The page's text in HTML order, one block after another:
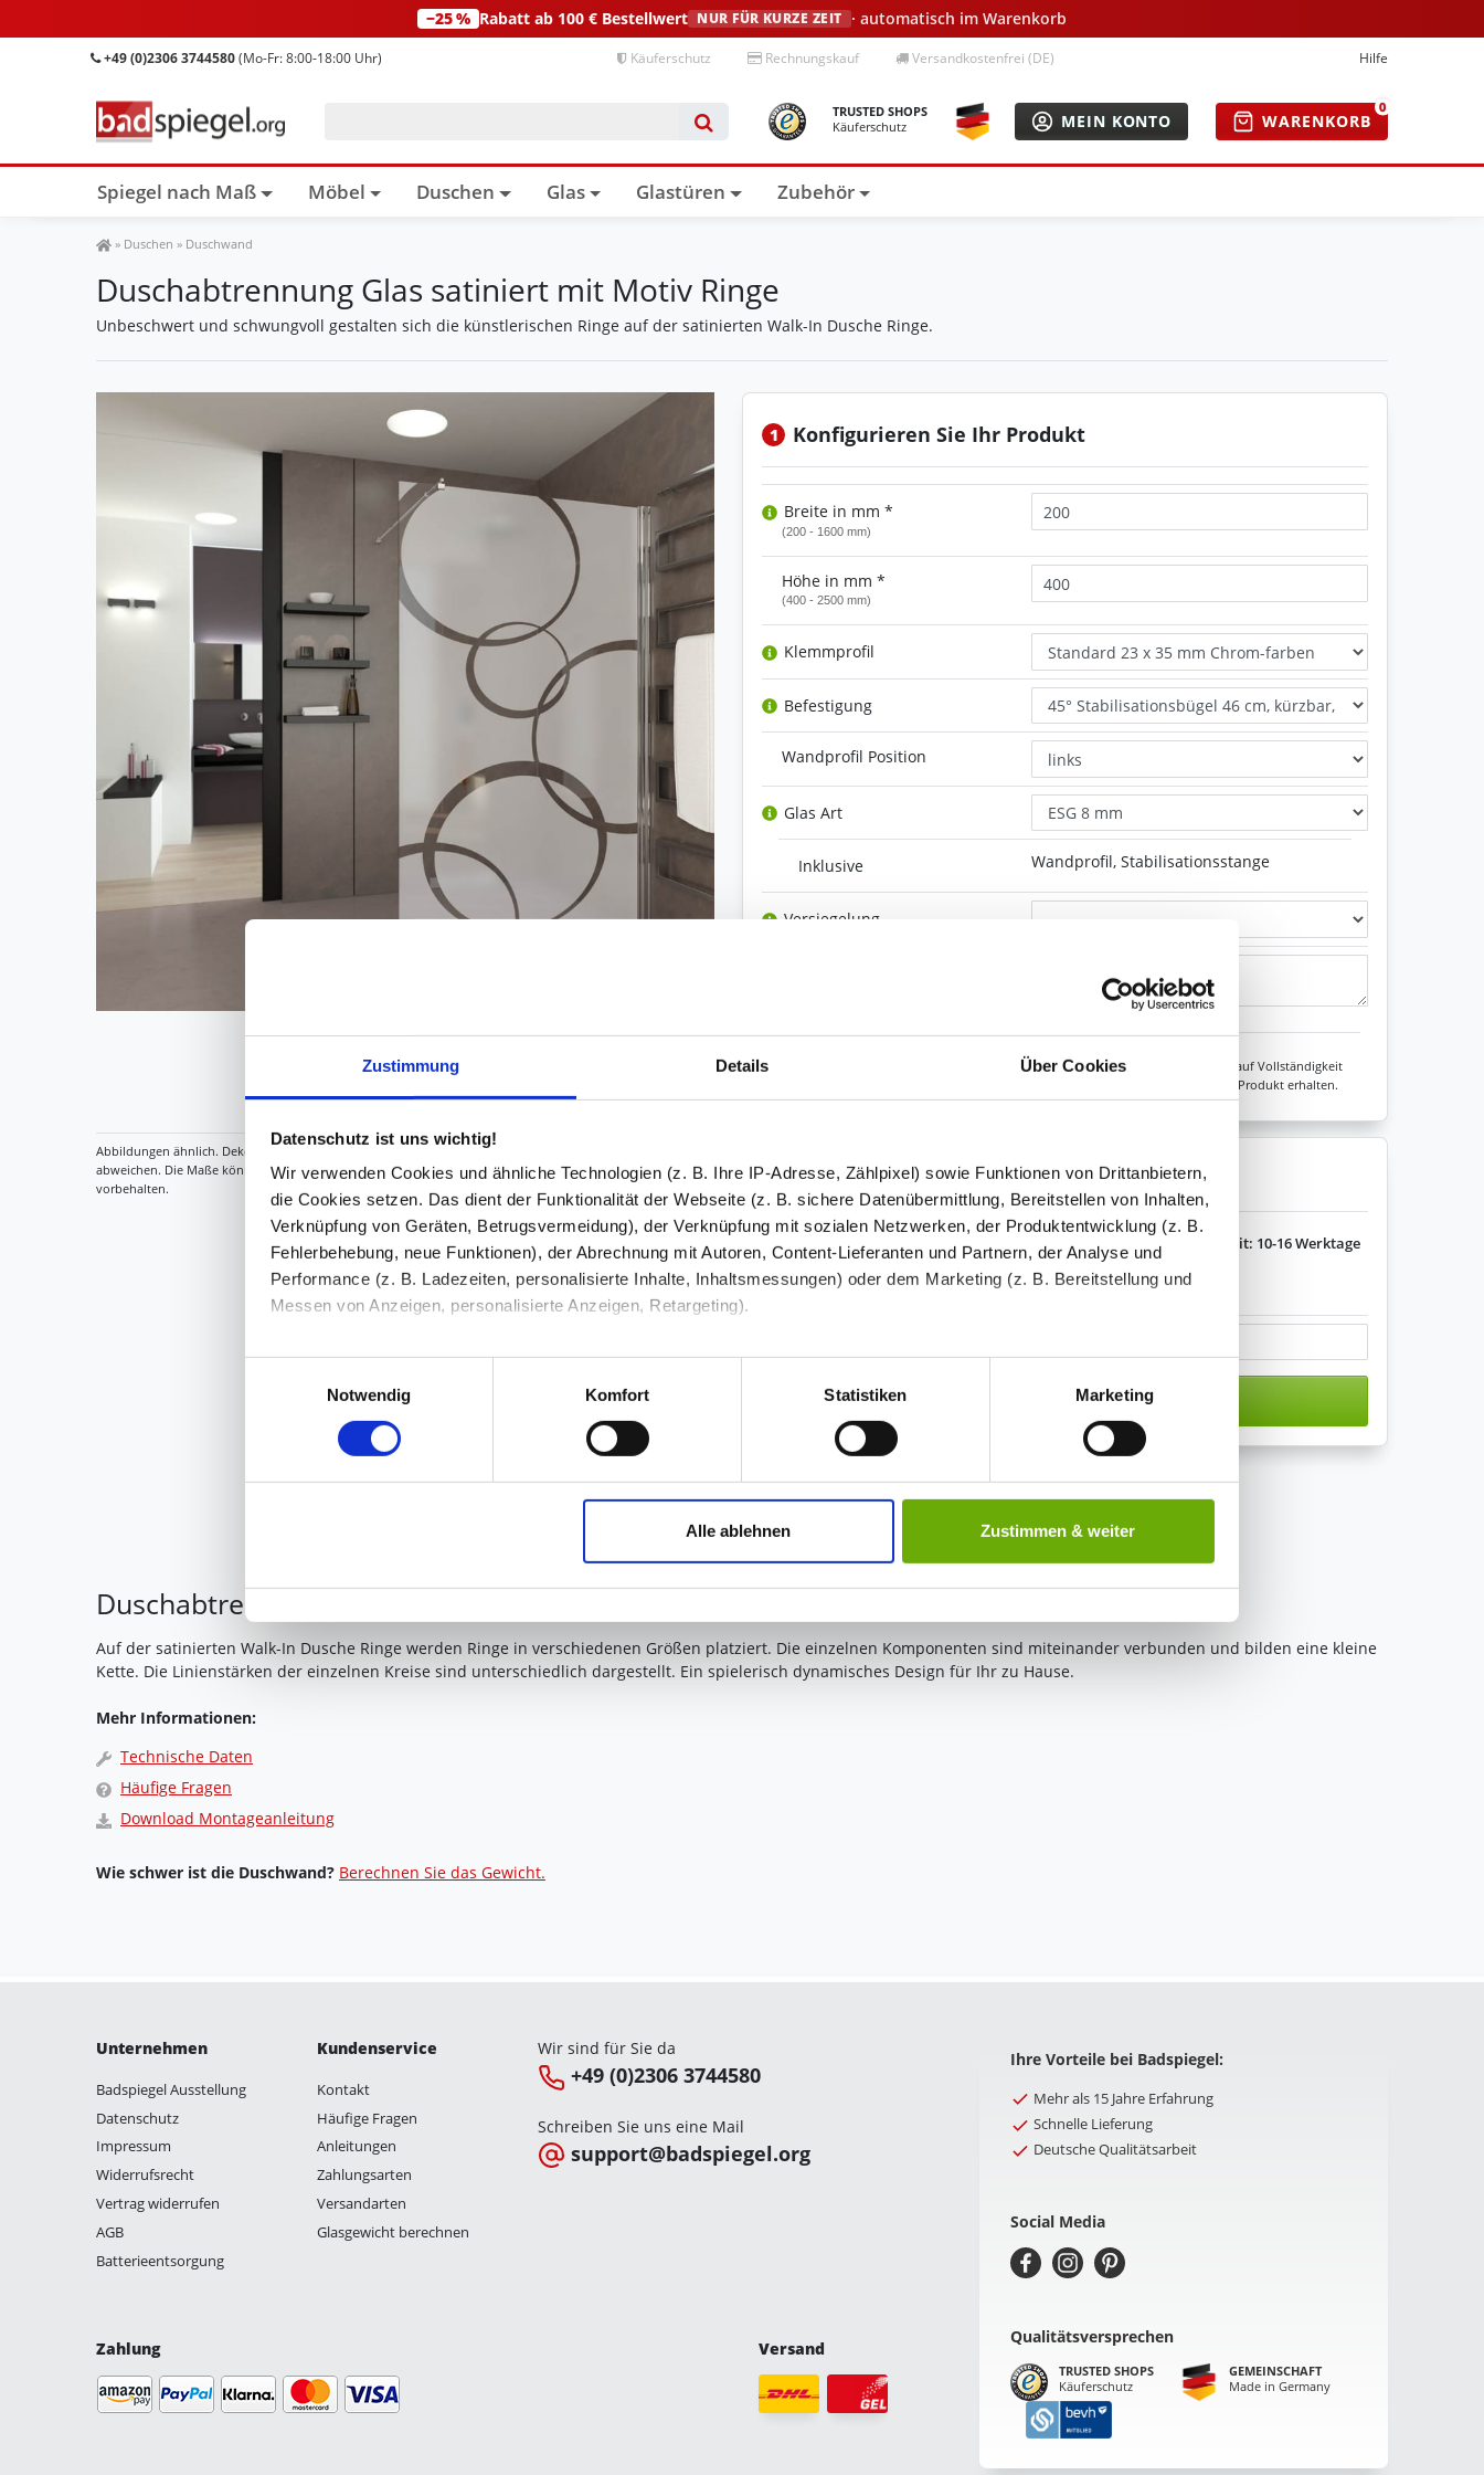
Zustimmung Details Über Cookies
Datenschutz ist uns wichtig!
Wir verwenden Cookies und ähnliche Technologien (z. B. Ihre IP-Adresse, Zählpixel) sowie Funktionen von Drittanbietern,
die Cookies setzen. Das dient der Funktionalität der Webseite (z. B. sichere Datenübermittlung, Bereitstellen von Inhalten,
Verknüpfung von Geräten, Betrugsvermeidung), der Verknüpfung mit sozialen Netzwerken, der Produktentwicklung (z. B.
Fehlerbehebung, neue Funktionen), der Abrechnung mit Autoren, Content-Lieferanten und Partnern, der Analyse und
Performance (z. B. Ladezeiten, personalisierte Inhalte, Inhaltsmessungen) oder dem Marketing (z. B. Bereitstellung und
Messen von Anzeigen, personalisierte Anzeigen, Retargeting).
Die Einzelheiten können Sie unter Datenschutz nachlesen. Über den Link "Cookies" am Seitenende können Sie mehr über
die eingesetzten Technologien und Partner erfahren und die von Ihnen gewünschten Einstellungen vornehmen.
Indem Sie auf den Button "Zustimmen" klicken, willigen Sie in die Verarbeitung Ihrer personenbezogenen Daten zu den
Impressum|Datenschutz
Notwendig
Komfort Statistiken Marketing
Alle ablehnen Zustimmen & weiter
−25 % Rabatt ab 100 € Bestellwert NUR FÜR KURZE ZEIT · automatisch im Warenkorb
+49 (0)2306 3744580(Mo-Fr: 8:00-18:00 Uhr) Käuferschutz Rechnungskauf Versandkostenfrei (DE) Hilfe
TRUSTED SHOPS
Käuferschutz
MEIN KONTO WARENKORB
0
Spiegel nach Maß Möbel Duschen Glas Glastüren Zubehör
Spiegel Shop
» Duschen » Duschwand
Duschabtrennung Glas satiniert mit Motiv Ringe
Unbeschwert und schwungvoll gestalten sich die künstlerischen Ringe auf der satinierten Walk-In Dusche Ringe.
1 Konfigurieren Sie Ihr Produkt
Breite in mm *
(200 - 1600 mm)
Höhe in mm *
(400 - 2500 mm)
Klemmprofil
Befestigung
Wandprofil Position
Glas Art
Inklusive Wandprofil, Stabilisationsstange
Versiegelung
Zeichen übrig: 235 (von max. 235)
Unsere Experten prüfen jede Konfiguration auf Vollständigkeit
und Kompatibilität. So können Sie sich sicher sein, dass Sie immer ein fehlerfreies Produkt erhalten.
2 Produkt in den Warenkorb legen
230,53 €
Preis inkl. MwSt zzgl. Versandkosten
Lieferzeit: 10-16 Werktage
In den Warenkorb
Duschabtrennung Glas satiniert mit Motiv Ringe
Auf der satinierten Walk-In Dusche Ringe werden Ringe in verschiedenen Größen platziert. Die einzelnen Komponenten sind miteinander verbunden und bilden eine kleine
Kette. Die Linienstärken der einzelnen Kreise sind unterschiedlich dargestellt. Ein spielerisch dynamisches Design für Ihr zu Hause.
Mehr Informationen:
Technische Daten
Häufige Fragen
Download Montageanleitung
Wie schwer ist die Duschwand? Berechnen Sie das Gewicht.
Unternehmen
Badspiegel Ausstellung
Datenschutz
Impressum
Widerrufsrecht
Vertrag widerrufen
AGB
Batterieentsorgung
Kundenservice
Kontakt
Häufige Fragen
Anleitungen
Zahlungsarten
Versandarten
Glasgewicht berechnen
Wir sind für Sie da
+49 (0)2306 3744580
Schreiben Sie uns eine Mail
support@badspiegel.org
Zahlung Versand
Ihre Vorteile bei Badspiegel:
Mehr als 15 Jahre Erfahrung
Schnelle Lieferung
Deutsche Qualitätsarbeit
Social Media
Qualitätsversprechen
TRUSTED SHOPS
Käuferschutz
GEMEINSCHAFT
Made in Germany